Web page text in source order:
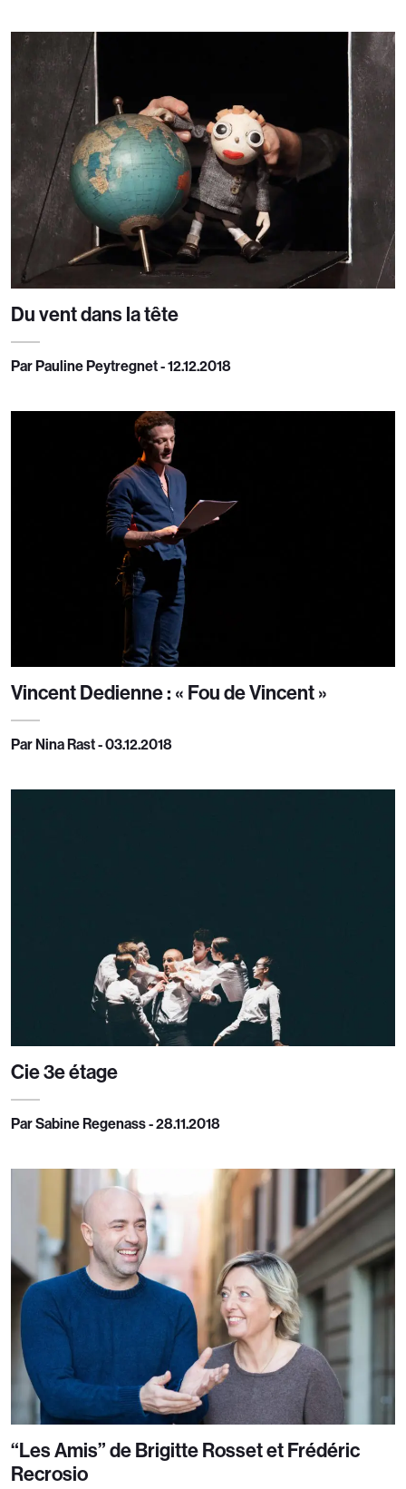
Du vent dans la tête
Par Pauline Peytregnet - 12.12.2018
Vincent Dedienne : « Fou de Vincent »
Par Nina Rast - 03.12.2018
Cie 3e étage
Par Sabine Regenass - 28.11.2018
“Les Amis” de Brigitte Rosset et Frédéric
Recrosio